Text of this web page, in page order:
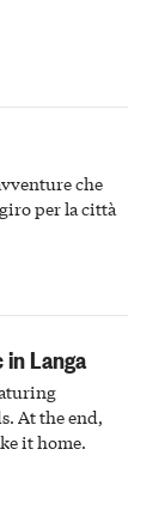
che
per la città
Langa
At the end,
it home.